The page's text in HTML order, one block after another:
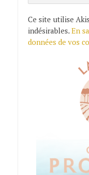
Ce site utilise
indésirables. En
données de vos